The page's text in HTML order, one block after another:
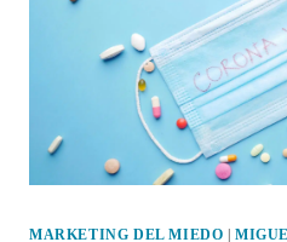
MARKETING DEL MIEDO |